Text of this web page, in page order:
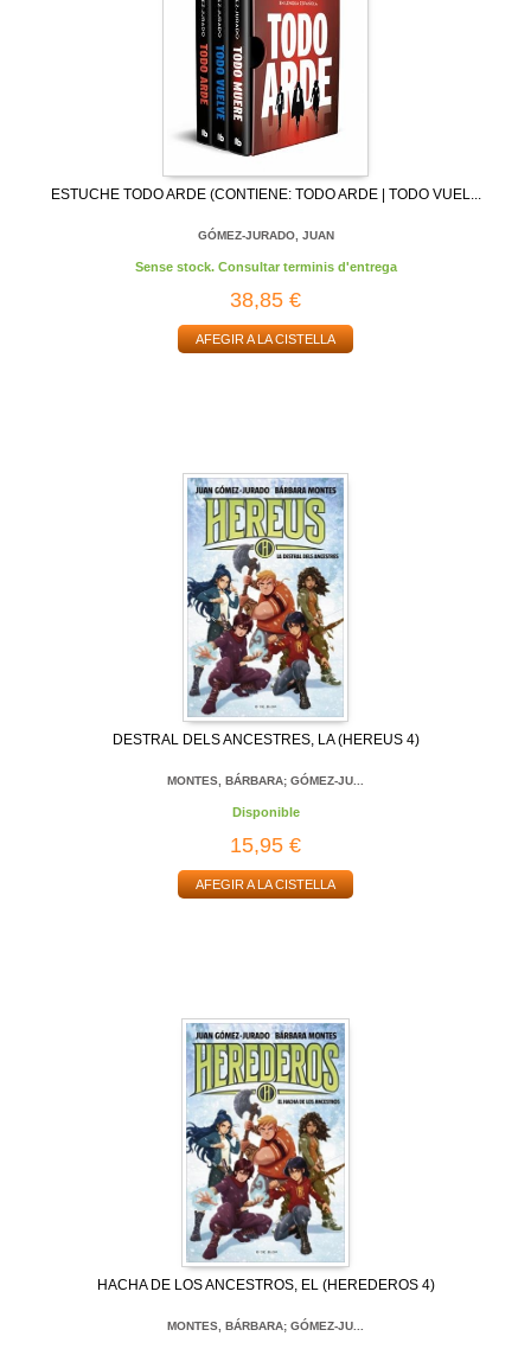
ESTUCHE TODO ARDE (CONTIENE: TODO ARDE | TODO VUEL...
GÓMEZ-JURADO, JUAN
Sense stock. Consultar terminis d'entrega
38,85 €
AFEGIR A LA CISTELLA
DESTRAL DELS ANCESTRES, LA (HEREUS 4)
MONTES, BÁRBARA; GÓMEZ-JU...
Disponible
15,95 €
AFEGIR A LA CISTELLA
HACHA DE LOS ANCESTROS, EL (HEREDEROS 4)
MONTES, BÁRBARA; GÓMEZ-JU...